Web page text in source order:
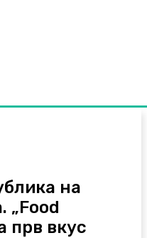
на
„Food
прв вкус